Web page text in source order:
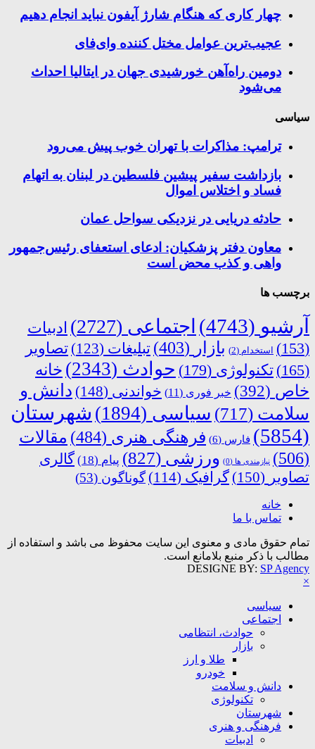
چهار کاری که هنگام شارژ آیفون نباید انجام دهیم
عجیب‌ترین عوامل مختل کننده وای‌فای
دومین راه‌آهن خورشیدی جهان در ایتالیا احداث
می‌شود
سیاسی
ترامپ: مذاکرات با تهران خوب پیش می‌رود
بازداشت سفیر پیشین فلسطین در لبنان به اتهام
فساد و اختلاس اموال
حادثه دریایی در نزدیکی سواحل عمان
معاون دفتر پزشکیان: ادعای استعفای رئیس‌جمهور
واهی و کذب محض است
برچسب ها
آرشیو (4743) اجتماعی (2727)
ادبیات
(153)
استخدام (2) بازار (403) تبلیغات (123)
تصاویر
(165)
تکنولوژی (179) حوادث (2343)
خانه
خاص (392) خبر فوری (11) خواندنی (148)
دانش و
سلامت (717) سیاسی (1894)
شهرستان
(5854)
فارس (6) فرهنگی هنری (484)
مقالات
(506)
نیازمندی ها (0) ورزشی (827) پیام (18)
گالری
تصاویر (150) گرافیک (114) گوناگون (53)
خانه
تماس با ما
تمام حقوق مادی و معنوی این سایت محفوظ می باشد و استفاده از
مطالب با ذکر منبع بلامانع است.
DESIGNE BY: SP Agency
×
سیاسی
اجتماعی
حوادث، انتظامی
بازار
طلا و ارز
خودرو
دانش و سلامت
تکنولوژی
شهرستان
فرهنگی و هنری
ادبیات